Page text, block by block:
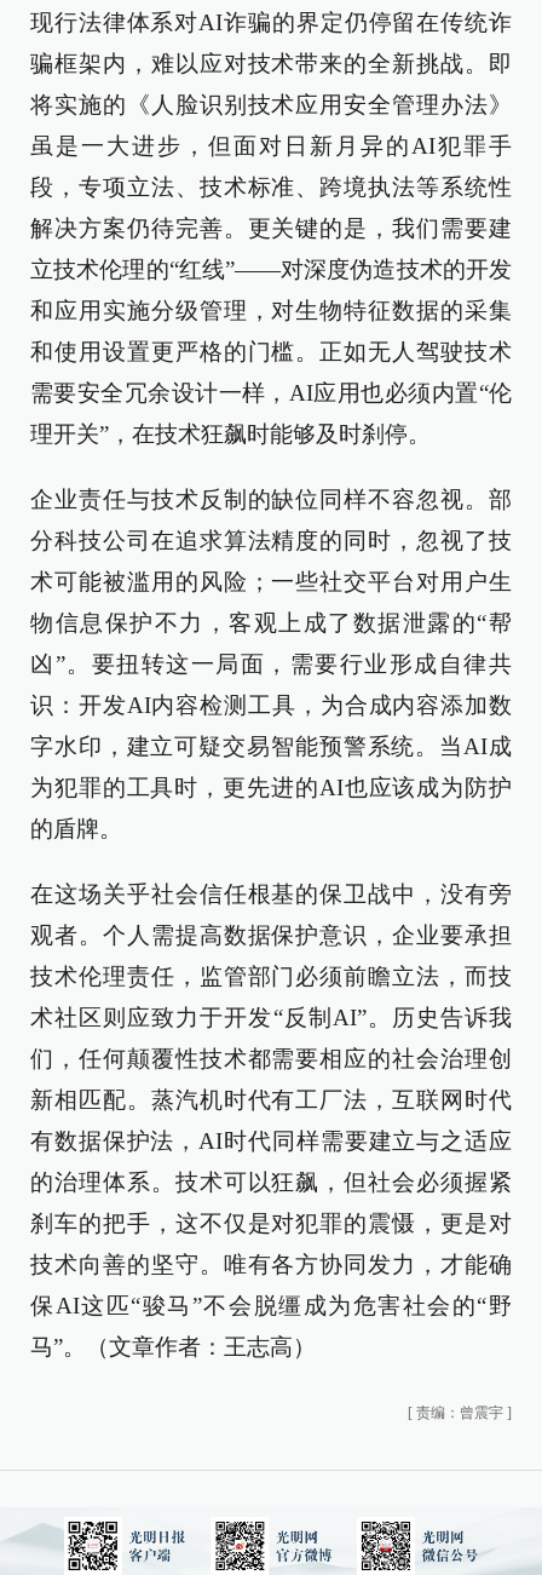
现行法律体系对AI诈骗的界定仍停留在传统诈
骗框架内，难以应对技术带来的全新挑战。即
将实施的《人脸识别技术应用安全管理办法》
虽是一大进步，但面对日新月异的AI犯罪手
段，专项立法、技术标准、跨境执法等系统性
解决方案仍待完善。更关键的是，我们需要建
立技术伦理的“红线”——对深度伪造技术的开发
和应用实施分级管理，对生物特征数据的采集
和使用设置更严格的门槛。正如无人驾驶技术
需要安全冗余设计一样，AI应用也必须内置“伦
理开关”，在技术狂飙时能够及时刹停。
企业责任与技术反制的缺位同样不容忽视。部
分科技公司在追求算法精度的同时，忽视了技
术可能被滥用的风险；一些社交平台对用户生
物信息保护不力，客观上成了数据泄露的“帮
凶”。要扭转这一局面，需要行业形成自律共
识：开发AI内容检测工具，为合成内容添加数
字水印，建立可疑交易智能预警系统。当AI成
为犯罪的工具时，更先进的AI也应该成为防护
的盾牌。
在这场关乎社会信任根基的保卫战中，没有旁
观者。个人需提高数据保护意识，企业要承担
技术伦理责任，监管部门必须前瞻立法，而技
术社区则应致力于开发“反制AI”。历史告诉我
们，任何颠覆性技术都需要相应的社会治理创
新相匹配。蒸汽机时代有工厂法，互联网时代
有数据保护法，AI时代同样需要建立与之适应
的治理体系。技术可以狂飙，但社会必须握紧
刹车的把手，这不仅是对犯罪的震慑，更是对
技术向善的坚守。唯有各方协同发力，才能确
保AI这匹“骏马”不会脱缰成为危害社会的“野
马”。（文章作者：王志高）
[ 责编：曾震宇 ]